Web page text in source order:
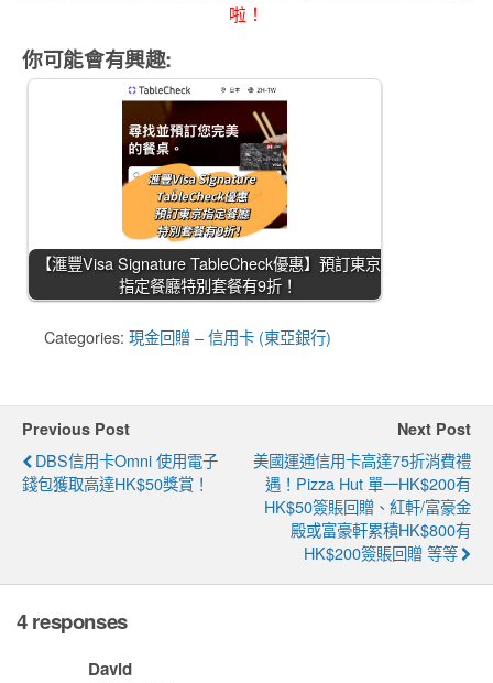
啦！
你可能會有興趣:
【滙豐Visa Signature TableCheck優惠】預訂東京
指定餐廳特別套餐有9折！
Categories: 現金回贈 – 信用卡 (東亞銀行)
Previous Post
DBS信用卡Omni 使用電子
錢包獲取高達HK$50獎賞！
Next Post
美國運通信用卡高達75折消費禮
遇！Pizza Hut 單一HK$200有
HK$50簽賬回贈、紅軒/富豪金
殿或富豪軒累積HK$800有
HK$200簽賬回贈 等等
4 responses
David